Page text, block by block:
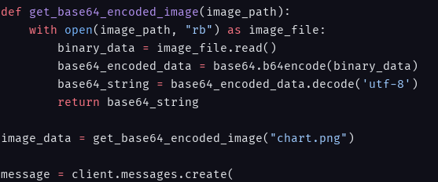
def get_base64_encoded_image(image_path):
    with
open(image_path, "rb" ) as image_file:
        binary_data
= image_file.read()
        base64_encoded_data
= base64.b64encode(binary_data)
        base64_string
= base64_encoded_data.decode( 'utf-8' )
        return
base64_string
image_data = get_base64_encoded_image( "chart.png" )
message = client.messages.create(